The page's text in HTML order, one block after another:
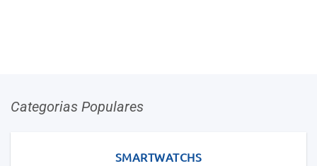
Categorias Populares
SMARTWATCHS